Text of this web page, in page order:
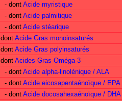
- dont Acide myristique
- dont Acide palmitique
- dont Acide stéarique
dont Acide Gras monoinsaturés
dont Acide Gras polyinsaturés
dont Acides Gras Oméga 3
- dont Acide alpha-linolénique / ALA
- dont Acide eicosapentaénoïque / EPA
- dont Acide docosahexaénoïque / DHA